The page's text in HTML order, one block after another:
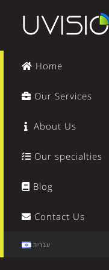
Home
Our Services
About Us
Our specialties
Blog
Contact Us
עברית